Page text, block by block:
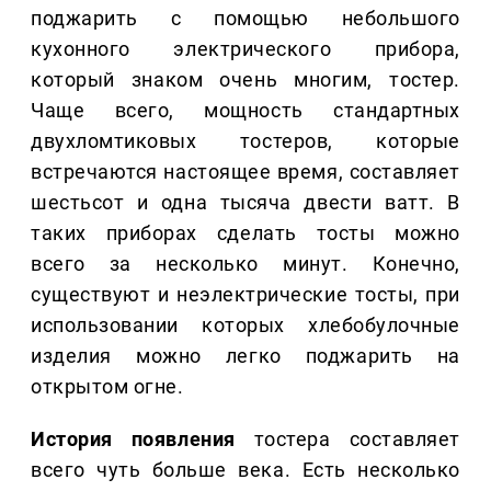
поджарить с помощью небольшого
кухонного электрического прибора,
который знаком очень многим, тостер.
Чаще всего, мощность стандартных
двухломтиковых тостеров, которые
встречаются настоящее время, составляет
шестьсот и одна тысяча двести ватт. В
таких приборах сделать тосты можно
всего за несколько минут. Конечно,
существуют и неэлектрические тосты, при
использовании которых хлебобулочные
изделия можно легко поджарить на
открытом огне.
История появления тостера составляет
всего чуть больше века. Есть несколько